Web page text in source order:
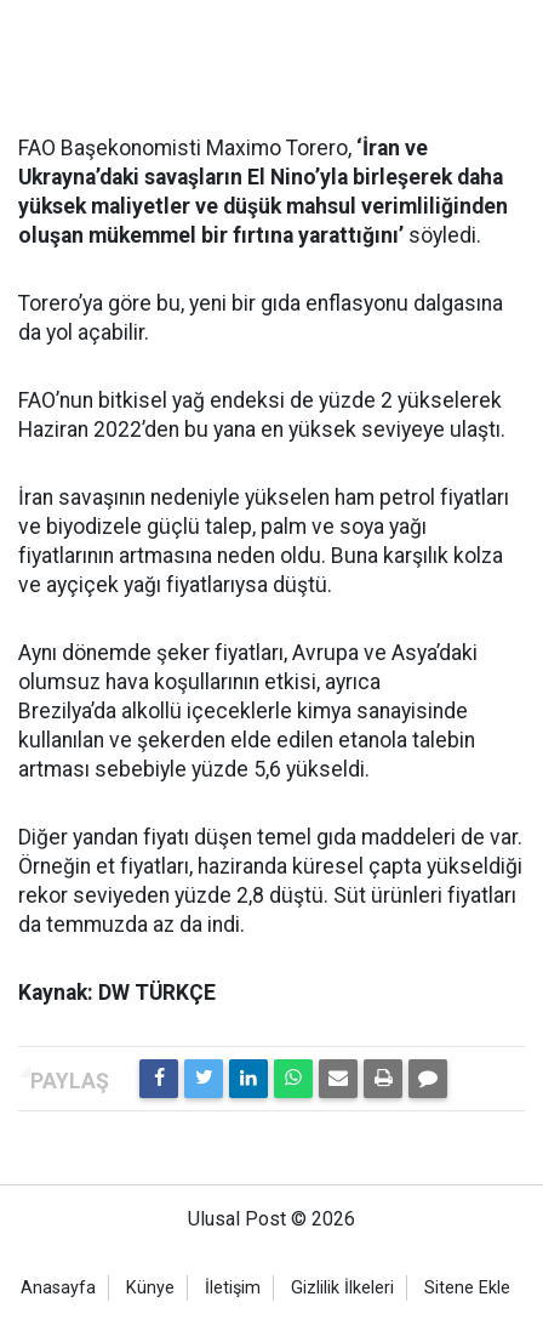
FAO Başekonomisti Maximo Torero, ‘İran ve
Ukrayna’daki savaşların El Nino’yla birleşerek daha
yüksek maliyetler ve düşük mahsul verimliliğinden
oluşan mükemmel bir fırtına yarattığını’ söyledi.
Torero’ya göre bu, yeni bir gıda enflasyonu dalgasına
da yol açabilir.
FAO’nun bitkisel yağ endeksi de yüzde 2 yükselerek
Haziran 2022’den bu yana en yüksek seviyeye ulaştı.
İran savaşının nedeniyle yükselen ham petrol fiyatları
ve biyodizele güçlü talep, palm ve soya yağı
fiyatlarının artmasına neden oldu. Buna karşılık kolza
ve ayçiçek yağı fiyatlarıysa düştü.
Aynı dönemde şeker fiyatları, Avrupa ve Asya’daki
olumsuz hava koşullarının etkisi, ayrıca
Brezilya’da alkollü içeceklerle kimya sanayisinde
kullanılan ve şekerden elde edilen etanola talebin
artması sebebiyle yüzde 5,6 yükseldi.
Diğer yandan fiyatı düşen temel gıda maddeleri de var.
Örneğin et fiyatları, haziranda küresel çapta yükseldiği
rekor seviyeden yüzde 2,8 düştü. Süt ürünleri fiyatları
da temmuzda az da indi.
Kaynak: DW TÜRKÇE
Ulusal Post © 2026
Anasayfa Künye İletişim Gizlilik İlkeleri Sitene Ekle